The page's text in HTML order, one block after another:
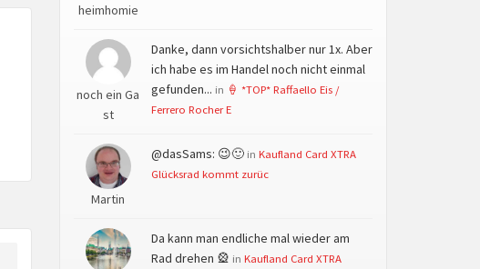
heimhomie
noch ein Ga
st
Danke, dann vorsichtshalber nur 1x. Aber
ich habe es im Handel noch nicht einmal
gefunden... in 🍦 *TOP* Raffaello Eis /
Ferrero Rocher E
Martin
@dasSams: 😉🙂 in Kaufland Card XTRA
Glücksrad kommt zurüc
Da kann man endliche mal wieder am
Rad drehen 🎡 in Kaufland Card XTRA